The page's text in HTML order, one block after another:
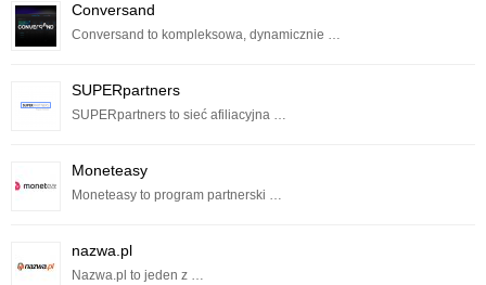
Conversand
Conversand to kompleksowa, dynamicznie …
SUPERpartners
SUPERpartners to sieć afiliacyjna …
Moneteasy
Moneteasy to program partnerski …
nazwa.pl
Nazwa.pl to jeden z …